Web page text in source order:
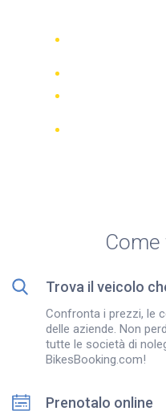
Come
Trova il veicolo
Confronta i prezzi, le
delle aziende. Non
tutte le società di
BikesBooking.com!
Prenotalo online